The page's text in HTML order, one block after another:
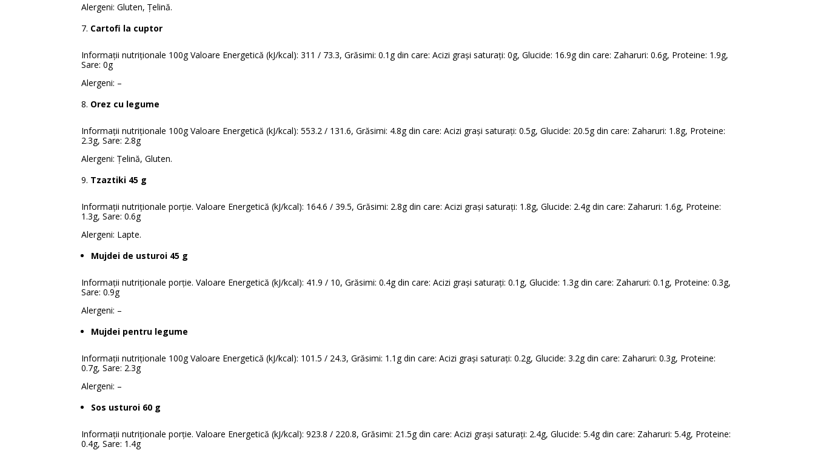
Alergeni: Gluten, Țelină.
Cartofi la cuptor
Informații nutriționale 100g Valoare Energetică (kJ/kcal): 311 / 73.3, Grăsimi: 0.1g din care: Acizi grași saturați: 0g, Glucide: 16.9g din care: Zaharuri: 0.6g, Proteine: 1.9g,
Sare: 0g
Alergeni: –
Orez cu legume
Informații nutriționale 100g Valoare Energetică (kJ/kcal): 553.2 / 131.6, Grăsimi: 4.8g din care: Acizi grași saturați: 0.5g, Glucide: 20.5g din care: Zaharuri: 1.8g, Proteine:
2.3g, Sare: 2.8g
Alergeni: Țelină, Gluten.
Tzaztiki 45 g
Informații nutriționale porție. Valoare Energetică (kJ/kcal): 164.6 / 39.5, Grăsimi: 2.8g din care: Acizi grași saturați: 1.8g, Glucide: 2.4g din care: Zaharuri: 1.6g, Proteine:
1.3g, Sare: 0.6g
Alergeni: Lapte.
Mujdei de usturoi 45 g
Informații nutriționale porție. Valoare Energetică (kJ/kcal): 41.9 / 10, Grăsimi: 0.4g din care: Acizi grași saturați: 0.1g, Glucide: 1.3g din care: Zaharuri: 0.1g, Proteine: 0.3g,
Sare: 0.9g
Alergeni: –
Mujdei pentru legume
Informații nutriționale 100g Valoare Energetică (kJ/kcal): 101.5 / 24.3, Grăsimi: 1.1g din care: Acizi grași saturați: 0.2g, Glucide: 3.2g din care: Zaharuri: 0.3g, Proteine:
0.7g, Sare: 2.3g
Alergeni: –
Sos usturoi 60 g
Informații nutriționale porție. Valoare Energetică (kJ/kcal): 923.8 / 220.8, Grăsimi: 21.5g din care: Acizi grași saturați: 2.4g, Glucide: 5.4g din care: Zaharuri: 5.4g, Proteine:
0.4g, Sare: 1.4g